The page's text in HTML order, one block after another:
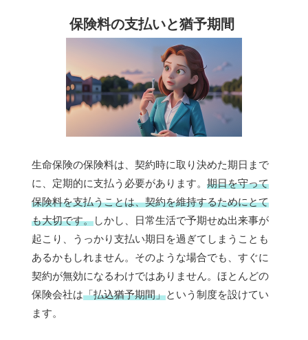
保険料の支払いと猶予期間
生命保険の保険料は、契約時に取り決めた期日まで
に、定期的に支払う必要があります。 期日を守って
保険料を支払うことは、契約を維持するためにとて
も大切です。しかし、日常生活で予期せぬ出来事が
起こり、うっかり支払い期日を過ぎてしまうことも
あるかもしれません。そのような場合でも、すぐに
契約が無効になるわけではありません。ほとんどの
保険会社は「払込猶予期間」という制度を設けてい
ます。